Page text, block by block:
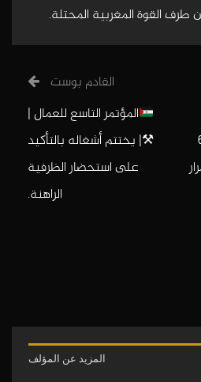
طرف القوة المغربية المحتلة.
ال61
القادم بوست
المؤتمر التاسع للعمال |
⚒| يختتم أشغاله بالتأكيد
على استحضار الظرفية
الراهنة.
المزيد عن المؤلف